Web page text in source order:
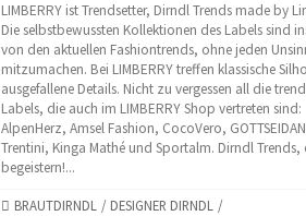
R
I
E
S
LIMBERRY ist Trendsetter, Dirndl Trends made by
Die selbstbewussten Kollektionen des Labels sind
von den aktuellen Fashiontrends, ohne jeden
mitzumachen. Bei LIMBERRY treffen klassische
ausgefallene Details. Nicht zu vergessen all die
Labels, die auch im LIMBERRY Shop vertreten sind:
AlpenHerz, Amsel Fashion, CocoVero,
Trentini, Kinga Mathé und Sportalm. Dirndl Trends,
begeistern!...
CBRAUTDIRNDL / DESIGNER DIRNDL /